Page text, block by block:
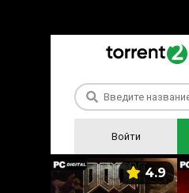
Войти
4.9